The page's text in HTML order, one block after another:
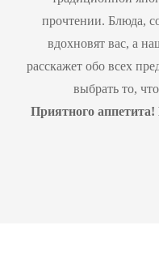
прочтении. Блюда,
вдохновят вас, а
расскажет обо всех
выбрать то,
Приятного аппетита!